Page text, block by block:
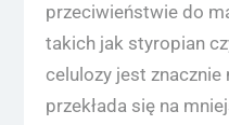
przeciwieństwie do
takich jak styropian
celulozy jest znacznie
przekłada się na